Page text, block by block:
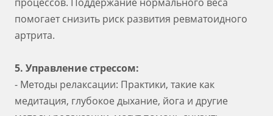
помогает снизить риск развития ревматоидного
артрита.
5. Управление стрессом:
- Методы релаксации: Практики, такие как
медитация, глубокое дыхание, йога и другие